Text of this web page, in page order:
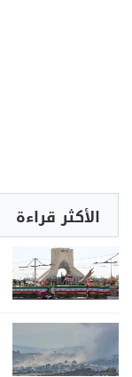
الأكثر قراءة